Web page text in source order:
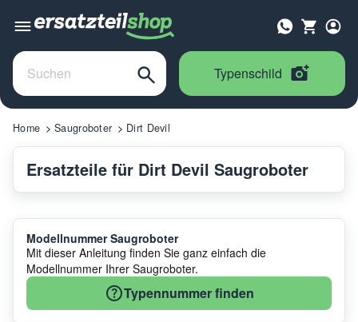
Typenschild
Home Saugroboter Dirt Devil
Ersatzteile für Dirt Devil Saugroboter
Modellnummer Saugroboter
Mit dieser Anleitung finden Sie ganz einfach die
Modellnummer Ihrer Saugroboter.
Typennummer finden